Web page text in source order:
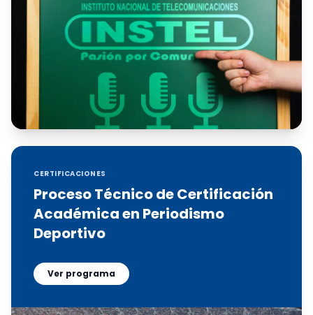
CERTIFICACIONES
Proceso Técnico de Certificación
Académica en Periodismo
Deportivo
Ver programa